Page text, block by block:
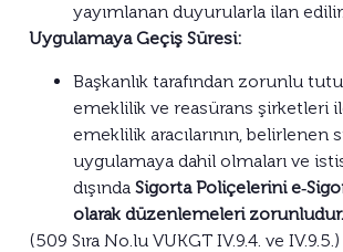
yayımlanan duyurularla ilan edilir.
Uygulamaya Geçiş Süresi:
Başkanlık tarafından zorunlu
emeklilik ve reasürans şirketleri
emeklilik aracılarının, belirlenen
uygulamaya dahil olmaları ve
dışında Sigorta Poliçelerini
olarak düzenlemeleri zorunludur.
(509 Sıra No.lu VUKGT IV.9.4. ve IV.9.5.)